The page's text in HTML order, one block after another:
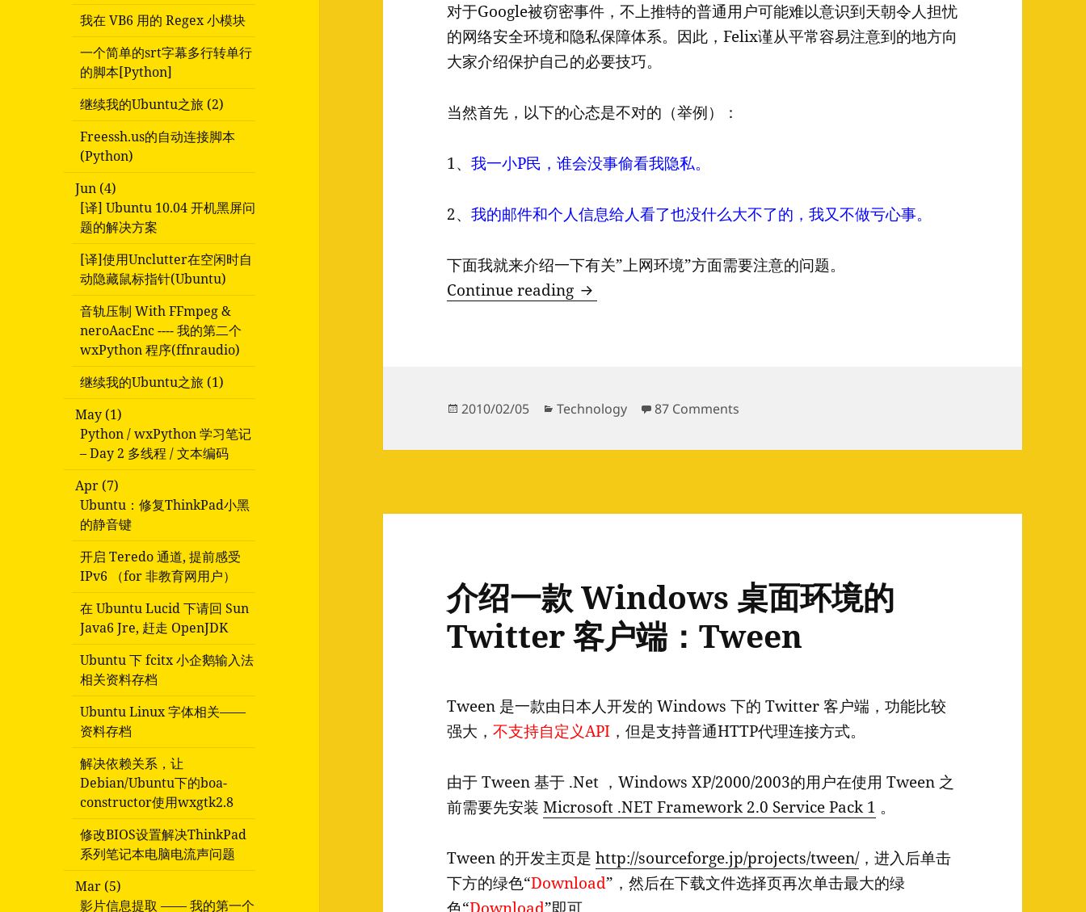
我在 VB6 用的 Regex 小模块
一个简单的srt字幕多行转单行
的脚本[Python]
继续我的Ubuntu之旅 (2)
Freessh.us的自动连接脚本
(Python)
Jun (4)
[译] Ubuntu 10.04 开机黑屏问
题的解决方案
[译]使用Unclutter在空闲时自
动隐藏鼠标指针(Ubuntu)
音轨压制 With FFmpeg &
neroAacEnc ---- 我的第二个
wxPython 程序(ffnraudio)
继续我的Ubuntu之旅 (1)
May (1)
Python / wxPython 学习笔记
– Day 2 多线程 / 文本编码
Apr (7)
Ubuntu：修复ThinkPad小黑
的静音键
开启 Teredo 通道, 提前感受
IPv6 （for 非教育网用户）
在 Ubuntu Lucid 下请回 Sun
Java6 Jre, 赶走 OpenJDK
Ubuntu 下 fcitx 小企鹅输入法
相关资料存档
Ubuntu Linux 字体相关——
资料存档
解决依赖关系，让
Debian/Ubuntu下的boa-
constructor使用wxgtk2.8
修改BIOS设置解决ThinkPad
系列笔记本电脑电流声问题
Mar (5)
影片信息提取 —— 我的第一个
对于Google被窃密事件，不上推特的普通用户可能难以意识到天朝令人担忧
的网络安全环境和隐私保障体系。因此，Felix谨从平常容易注意到的地方向
大家介绍保护自己的必要技巧。
当然首先，以下的心态是不对的（举例）：
1、我一小P民，谁会没事偷看我隐私。
2、我的邮件和个人信息给人看了也没什么大不了的，我又不做亏心事。
下面我就来介绍一下有关”上网环境”方面需要注意的问题。
Continue reading 天朝有风险，上网须谨慎——网络安全知识普及系列（一）——上网环境篇
Posted
2010/02/05 Categories
Technology 87 Comments
介绍一款 Windows 桌面环境的
Twitter 客户端：Tween
Tween 是一款由日本人开发的 Windows 下的 Twitter 客户端，功能比较
强大，不支持自定义API ，但是支持普通HTTP代理连接方式。
由于 Tween 基于 .Net ，Windows XP/2000/2003的用户在使用 Tween 之
前需要先安装Microsoft .NET Framework 2.0 Service Pack 1 。
Tween 的开发主页是http://sourceforge.jp/projects/tween/，进入后单击
下方的绿色“Download”，然后在下载文件选择页再次单击最大的绿